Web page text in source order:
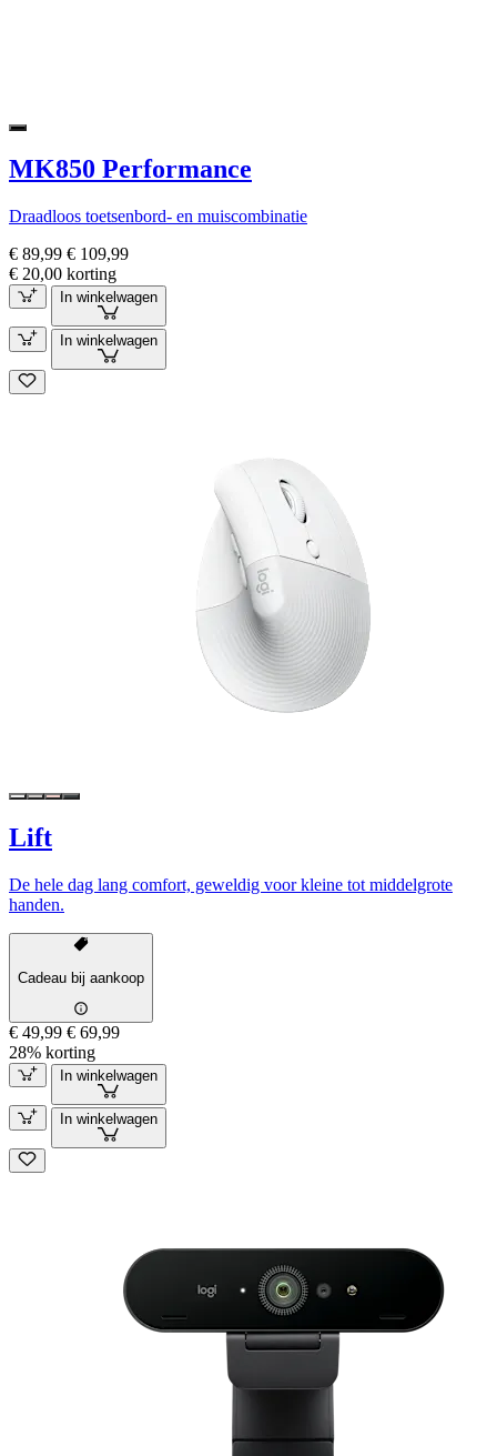
MK850 Performance
Draadloos toetsenbord- en muiscombinatie
€ 89,99 € 109,99
€ 20,00 korting
In winkelwagen
In winkelwagen
Lift
De hele dag lang comfort, geweldig voor kleine tot middelgrote
handen.
Cadeau bij aankoop
€ 49,99 € 69,99
28% korting
In winkelwagen
In winkelwagen